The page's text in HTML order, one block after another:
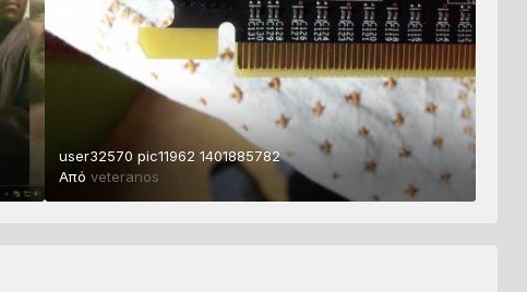
user32570 pic11962 1401885782
Από veteranos